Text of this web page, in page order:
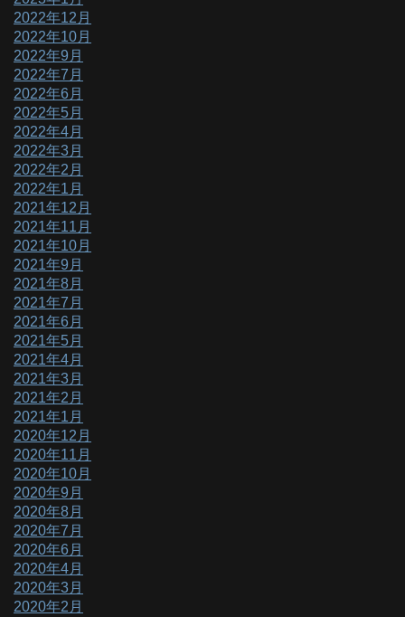
2022年12月
2022年10月
2022年9月
2022年7月
2022年6月
2022年5月
2022年4月
2022年3月
2022年2月
2022年1月
2021年12月
2021年11月
2021年10月
2021年9月
2021年8月
2021年7月
2021年6月
2021年5月
2021年4月
2021年3月
2021年2月
2021年1月
2020年12月
2020年11月
2020年10月
2020年9月
2020年8月
2020年7月
2020年6月
2020年4月
2020年3月
2020年2月